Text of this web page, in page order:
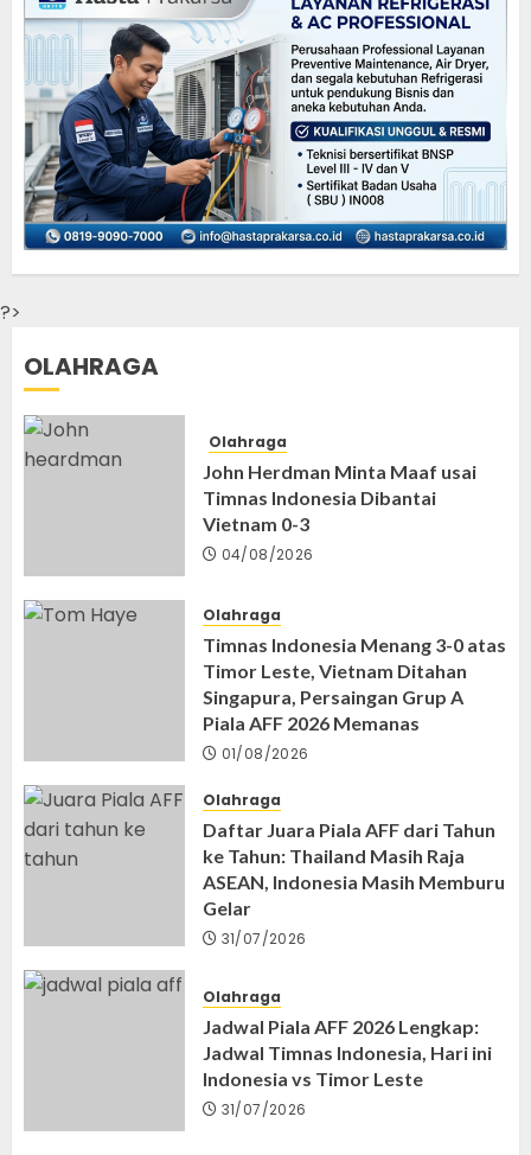
?>
OLAHRAGA
Olahraga
John Herdman Minta Maaf usai
Timnas Indonesia Dibantai
Vietnam 0-3
04/08/2026
Olahraga
Timnas Indonesia Menang 3-0 atas
Timor Leste, Vietnam Ditahan
Singapura, Persaingan Grup A
Piala AFF 2026 Memanas
01/08/2026
Olahraga
Daftar Juara Piala AFF dari Tahun
ke Tahun: Thailand Masih Raja
ASEAN, Indonesia Masih Memburu
Gelar
31/07/2026
Olahraga
Jadwal Piala AFF 2026 Lengkap:
Jadwal Timnas Indonesia, Hari ini
Indonesia vs Timor Leste
31/07/2026